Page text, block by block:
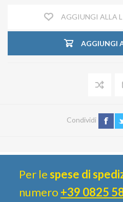
AGGIUNGI ALLA
AGGIUNGI
Condividi
Per lespese di
numero +39 0825